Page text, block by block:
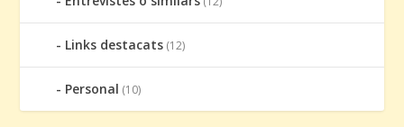
Links destacats (12)
Personal (10)